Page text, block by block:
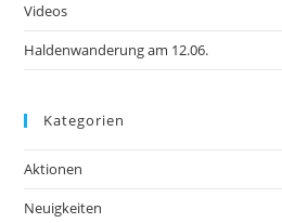
Videos
Haldenwanderung am 12.06.
Kategorien
Aktionen
Neuigkeiten